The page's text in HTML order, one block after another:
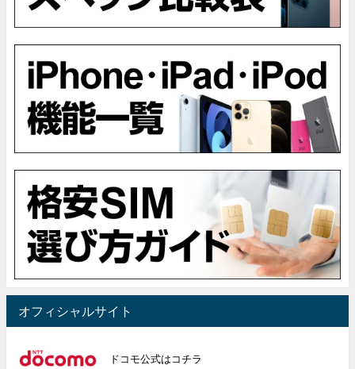
オフィシャルサイト
ドコモ公式はコチラ